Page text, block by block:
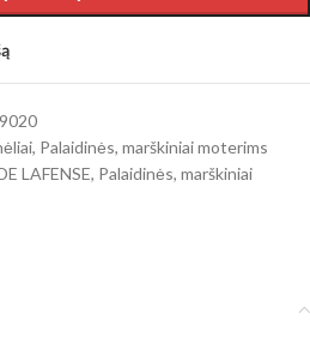
, Palaidinės, marškiniai moterims
LAFENSE, Palaidinės, marškiniai